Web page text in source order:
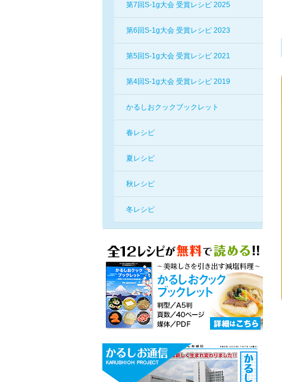
第7回S-1g大会 受賞レシピ 2025
第6回S-1g大会 受賞レシピ 2023
第5回S-1g大会 受賞レシピ 2021
第4回S-1g大会 受賞レシピ 2019
かるしおクックブックレット
春レシピ
夏レシピ
秋レシピ
冬レシピ